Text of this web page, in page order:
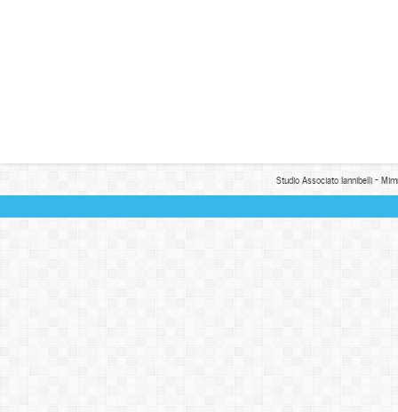
Studio Associato Iannibelli -